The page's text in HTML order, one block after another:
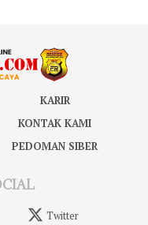
KARIR
KONTAK KAMI
PEDOMAN SIBER
Twitter